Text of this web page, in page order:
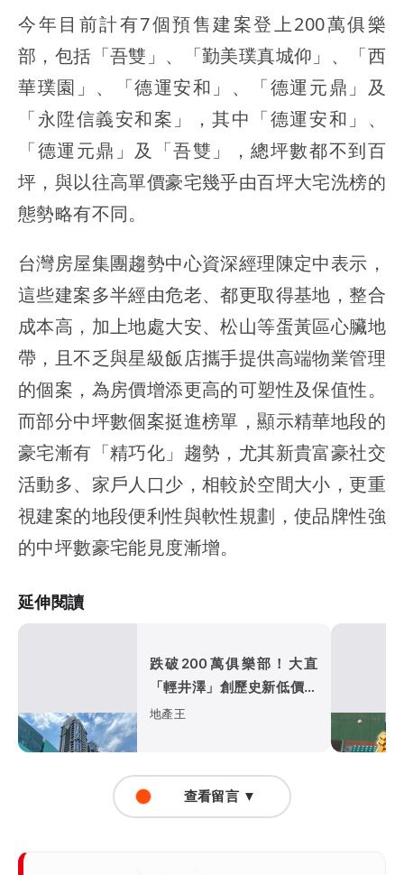
今年目前計有7個預售建案登上200萬俱樂
部，包括「吾雙」、「勤美璞真城仰」、「西
華璞園」、「德運安和」、「德運元鼎」及
「永陞信義安和案」，其中「德運安和」、
「德運元鼎」及「吾雙」，總坪數都不到百
坪，與以往高單價豪宅幾乎由百坪大宅洗榜的
態勢略有不同。
台灣房屋集團趨勢中心資深經理陳定中表示，
這些建案多半經由危老、都更取得基地，整合
成本高，加上地處大安、松山等蛋黃區心臟地
帶，且不乏與星級飯店攜手提供高端物業管理
的個案，為房價增添更高的可塑性及保值性。
而部分中坪數個案挺進榜單，顯示精華地段的
豪宅漸有「精巧化」趨勢，尤其新貴富豪社交
活動多、家戶人口少，相較於空間大小，更重
視建案的地段便利性與軟性規劃，使品牌性強
的中坪數豪宅能見度漸增。
延伸閱讀
跌破200萬俱樂部！大直
「輕井澤」創歷史新低價
「台北之星」讓利求售
地產王
查看留言 ▼